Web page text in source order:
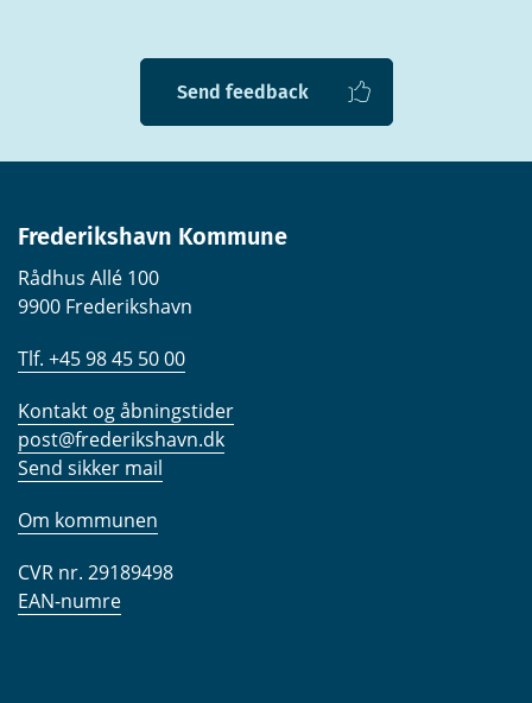
Send feedback
Frederikshavn Kommune
Rådhus Allé 100
9900 Frederikshavn
Tlf. +45 98 45 50 00
Kontakt og åbningstider
post@frederikshavn.dk
Send sikker mail
Om kommunen
CVR nr. 29189498
EAN-numre